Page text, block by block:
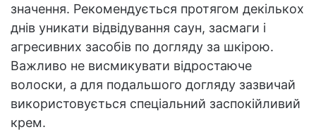
значення. Рекомендується протягом декількох
днів уникати відвідування саун, засмаги і
агресивних засобів по догляду за шкірою.
Важливо не висмикувати відростаюче
волоски, а для подальшого догляду зазвичай
використовується спеціальний заспокійливий
крем.